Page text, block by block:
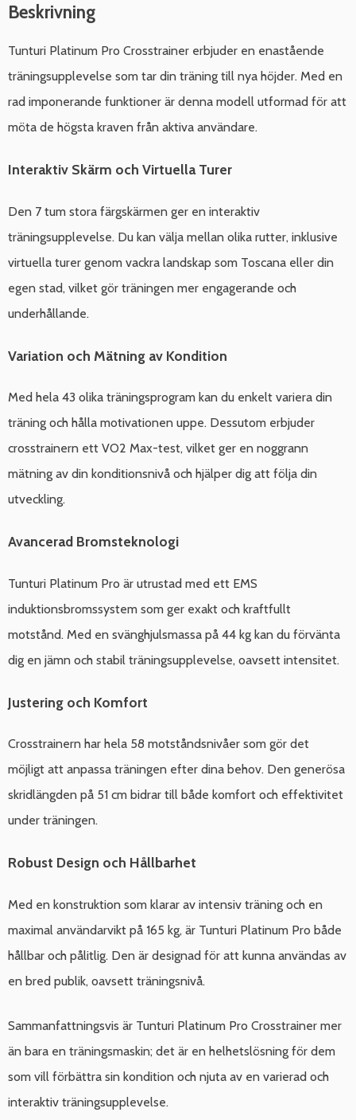
Beskrivning
Tunturi Platinum Pro Crosstrainer erbjuder en enastående
träningsupplevelse som tar din träning till nya höjder. Med en
rad imponerande funktioner är denna modell utformad för att
möta de högsta kraven från aktiva användare.
Interaktiv Skärm och Virtuella Turer
Den 7 tum stora färgskärmen ger en interaktiv
träningsupplevelse. Du kan välja mellan olika rutter, inklusive
virtuella turer genom vackra landskap som Toscana eller din
egen stad, vilket gör träningen mer engagerande och
underhållande.
Variation och Mätning av Kondition
Med hela 43 olika träningsprogram kan du enkelt variera din
träning och hålla motivationen uppe. Dessutom erbjuder
crosstrainern ett VO2 Max-test, vilket ger en noggrann
mätning av din konditionsnivå och hjälper dig att följa din
utveckling.
Avancerad Bromsteknologi
Tunturi Platinum Pro är utrustad med ett EMS
induktionsbromssystem som ger exakt och kraftfullt
motstånd. Med en svänghjulsmassa på 44 kg kan du förvänta
dig en jämn och stabil träningsupplevelse, oavsett intensitet.
Justering och Komfort
Crosstrainern har hela 58 motståndsnivåer som gör det
möjligt att anpassa träningen efter dina behov. Den generösa
skridlängden på 51 cm bidrar till både komfort och effektivitet
under träningen.
Robust Design och Hållbarhet
Med en konstruktion som klarar av intensiv träning och en
maximal användarvikt på 165 kg, är Tunturi Platinum Pro både
hållbar och pålitlig. Den är designad för att kunna användas av
en bred publik, oavsett träningsnivå.
Sammanfattningsvis är Tunturi Platinum Pro Crosstrainer mer
än bara en träningsmaskin; det är en helhetslösning för dem
som vill förbättra sin kondition och njuta av en varierad och
interaktiv träningsupplevelse.